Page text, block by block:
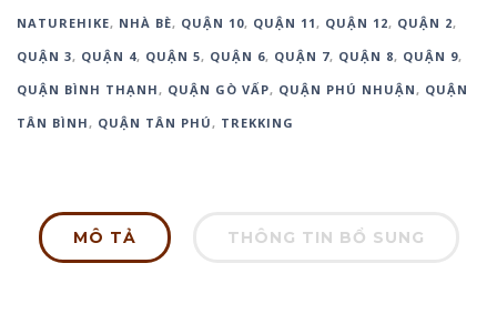
NATUREHIKE, NHÀ BÈ, QUẬN 10, QUẬN 11, QUẬN 12, QUẬN 2,
QUẬN 3, QUẬN 4, QUẬN 5, QUẬN 6, QUẬN 7, QUẬN 8, QUẬN 9,
QUẬN BÌNH THẠNH, QUẬN GÒ VẤP, QUẬN PHÚ NHUẬN, QUẬN
TÂN BÌNH, QUẬN TÂN PHÚ, TREKKING
MÔ TẢ THÔNG TIN BỔ SUNG